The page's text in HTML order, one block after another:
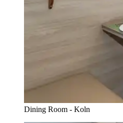
Dining Room - Koln